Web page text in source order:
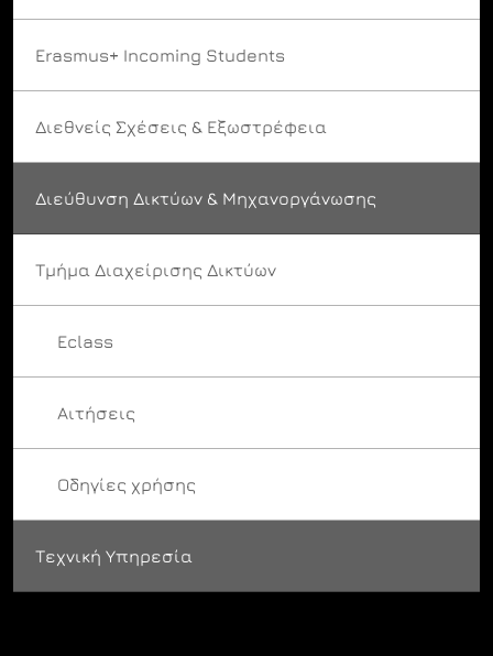
Erasmus+ Incoming Students
Διεθνείς Σχέσεις & Εξωστρέφεια
Διεύθυνση Δικτύων & Μηχανοργάνωσης
Τμήμα Διαχείρισης Δικτύων
Eclass
Αιτήσεις
Οδηγίες χρήσης
Τεχνική Υπηρεσία